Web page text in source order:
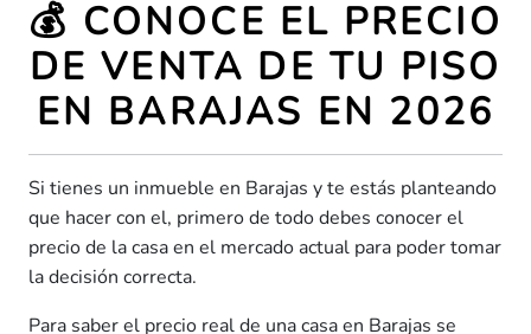
💰 CONOCE EL PRECIO
DE VENTA DE TU PISO
EN BARAJAS EN 2026
Si tienes un inmueble en Barajas y te estás planteando
que hacer con el, primero de todo debes conocer el
precio de la casa en el mercado actual para poder tomar
la decisión correcta.
Para saber el precio real de una casa en Barajas se